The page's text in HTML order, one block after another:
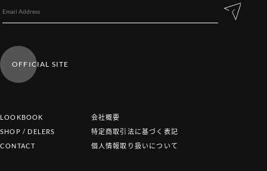
OFFICIAL SITE
LOOKBOOK
SHOP / DELERS
CONTACT
会社概要
特定商取引法に基づく表記
個人情報取り扱いについて